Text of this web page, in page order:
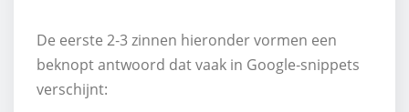
De eerste 2‑3 zinnen hieronder vormen een
beknopt antwoord dat vaak in Google‑snippets
verschijnt: